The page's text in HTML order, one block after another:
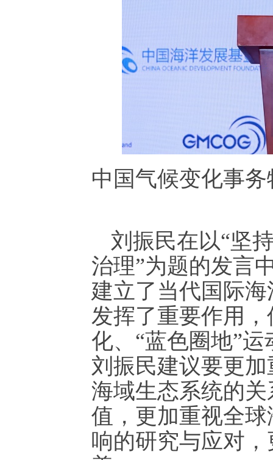
中国气候变化事
刘振民在以“坚
治理”为题的发言
建立了当代国际
发挥了重要作用
化、“蓝色圈地”
刘振民建议要更
海域生态系统的
值，更加重视全
响的研究与应对